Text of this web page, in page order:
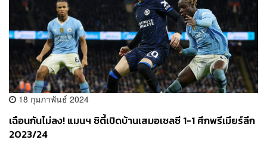
18 กุมภาพันธ์ 2024
เฉือนกันไม่ลง! แมนฯ ซิตี้เปิดบ้านเสมอเชลซี 1-1 ศึกพรีเมียร์ลีก
2023/24